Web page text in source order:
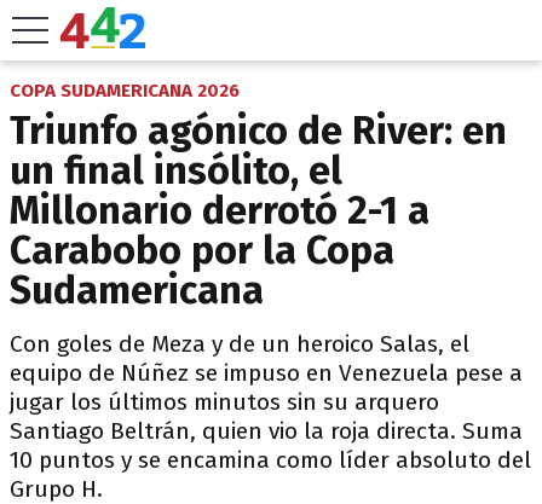
COPA SUDAMERICANA 2026
Triunfo agónico de River: en
un final insólito, el
Millonario derrotó 2-1 a
Carabobo por la Copa
Sudamericana
Con goles de Meza y de un heroico Salas, el
equipo de Núñez se impuso en Venezuela pese a
jugar los últimos minutos sin su arquero
Santiago Beltrán, quien vio la roja directa. Suma
10 puntos y se encamina como líder absoluto del
Grupo H.